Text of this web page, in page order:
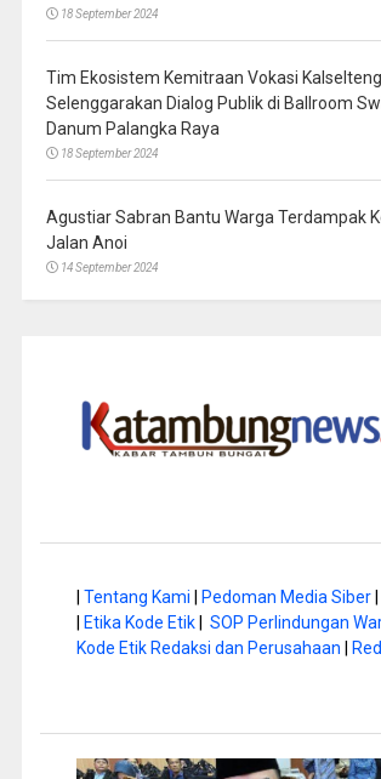
18 September 2024
Tim Ekosistem Kemitraan Vokasi Kalselteng
Selenggarakan Dialog Publik di Ballroom
Danum Palangka Raya
18 September 2024
Agustiar Sabran Bantu Warga Terdampak
Jalan Anoi
14 September 2024
Tentang Kami Pedoman Media Siber|
Etika Kode Etik| SOP Perlindungan
Kode Etik Redaksi dan Perusahaan